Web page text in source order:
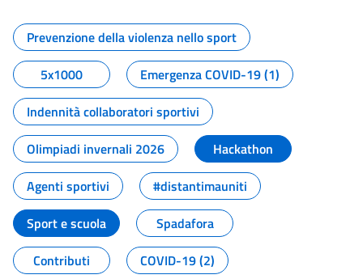
Tutti i contenuti della pagina
Prevenzione della violenza nello sport
5x1000
Emergenza COVID-19 (1)
Indennità collaboratori sportivi
Olimpiadi invernali 2026
Hackathon
Agenti sportivi
#distantimauniti
Sport e scuola
Spadafora
Contributi
COVID-19 (2)